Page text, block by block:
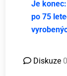
Je
po 75
Diskuze 0